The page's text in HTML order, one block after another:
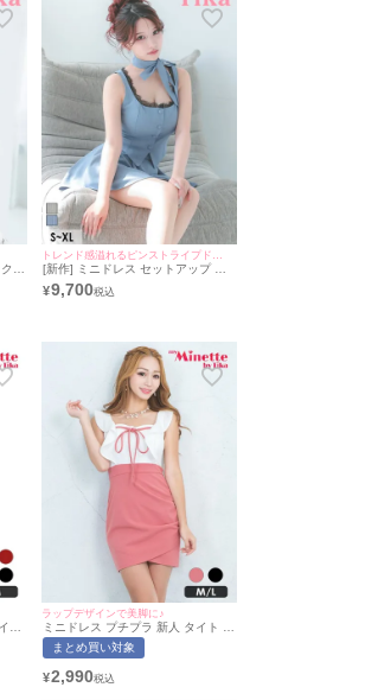
魅
ツ
[新作] ミニドレス セットアップ ノ
ースリーブ ピンストライプ レース
ネックリボン付き プリーツ ブルー
¥9,700
ト
長
ら
ラップデザインで美脚に♪
ミニドレス プチプラ 新人 タイト ノ
ースリーブ 低身長 胸元隠し リボン
フリル ガーリー バイカラー ピンク
ズ対応） | myMinette/マイミネット
まとめ買い対象
¥2,990